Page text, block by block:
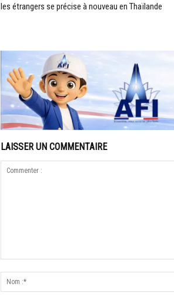
les étrangers se précise à nouveau en Thaïlande
LAISSER UN COMMENTAIRE